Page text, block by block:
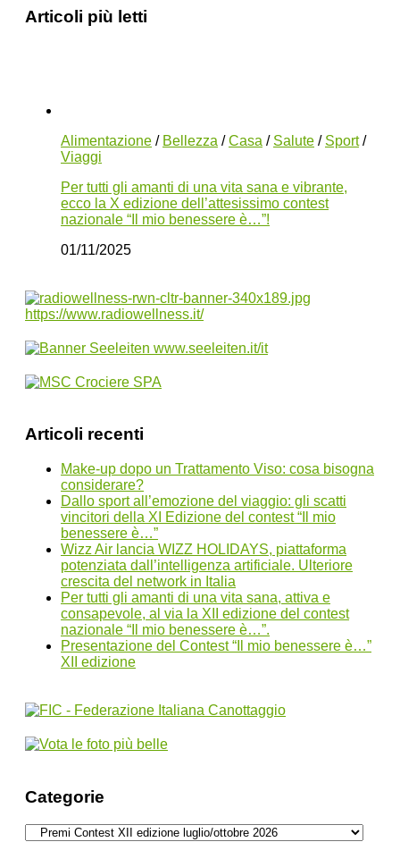
Articoli più letti
Alimentazione / Bellezza /Casa / Salute / Sport/
Viaggi
Per tutti gli amanti di una vita sana e vibrante,
ecco la X edizione dell’attesissimo contest
nazionale “Il mio benessere è…”!
01/11/2025
Articoli recenti
Make-up dopo un Trattamento Viso: cosa bisogna
considerare?
Dallo sport all’emozione del viaggio: gli scatti
vincitori della XI Edizione del contest “Il mio
benessere è…”
Wizz Air lancia WIZZ HOLIDAYS, piattaforma
potenziata dall’intelligenza artificiale. Ulteriore
crescita del network in Italia
Per tutti gli amanti di una vita sana, attiva e
consapevole, al via la XII edizione del contest
nazionale “Il mio benessere è…”.
Presentazione del Contest “Il mio benessere è…”
XII edizione
Categorie
Categorie